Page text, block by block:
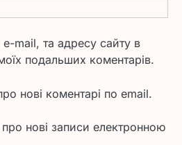
mail, та адресу сайту в
подальших коментарів.
нові коментарі по email.
нові записи електронною